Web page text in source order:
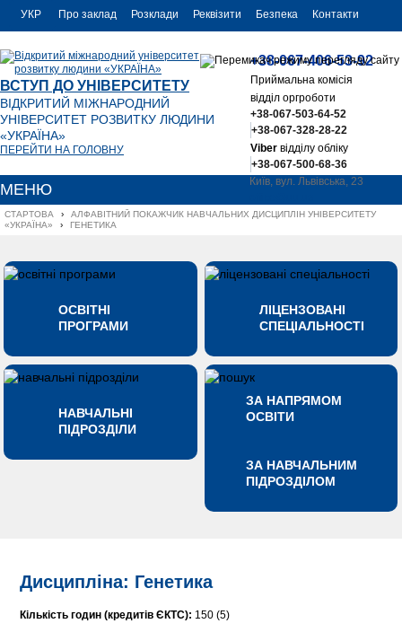
УКР
ENG
Про заклад Розклади Реквізити Безпека Контакти
ВСТУП ДО УНІВЕРСИТЕТУ
ВІДКРИТИЙ МІЖНАРОДНИЙ
УНІВЕРСИТЕТ РОЗВИТКУ ЛЮДИНИ
«УКРАЇНА»
ПЕРЕЙТИ НА ГОЛОВНУ
+38-067-406-53-92
Приймальна комісія
відділ оргроботи
+38-067-503-64-52
+38-067-328-28-22
Viberвідділу обліку
+38-067-500-68-36
Київ, вул. Львівська, 23
МЕНЮ
СТАРТОВА ›
АЛФАВІТНИЙ ПОКАЖЧИК НАВЧАЛЬНИХ ДИСЦИПЛІН УНІВЕРСИТЕТУ
«УКРАЇНА»
› ГЕНЕТИКА
ОСВІТНІ
ПРОГРАМИ
ЛІЦЕНЗОВАНІ
СПЕЦІАЛЬНОСТІ
НАВЧАЛЬНІ
ПІДРОЗДІЛИ
ЗА НАПРЯМОМ
ОСВІТИ
ЗА НАВЧАЛЬНИМ
ПІДРОЗДІЛОМ
Дисципліна: Генетика
Кількість годин (кредитів ЄКТС): 150 (5)